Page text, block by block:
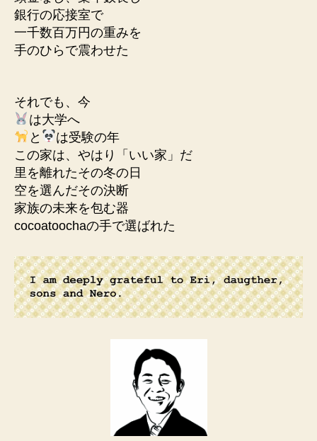
銀行の応接室で
一千数百万円の重みを
手のひらで震わせた
それでも、今
は大学へ
と
は受験の年
この家は、やはり「いい家」だ
里を離れたその冬の日
空を選んだその決断
家族の未来を包む器
cocoatoochaの手で選ばれた